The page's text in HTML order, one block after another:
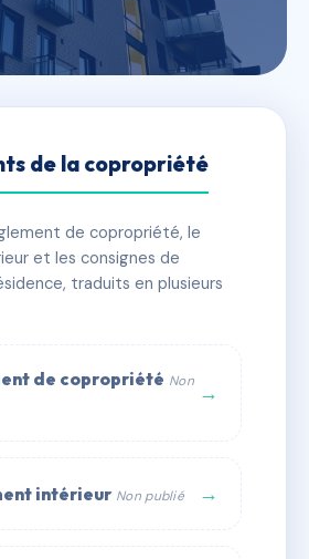
DU STADE
🏠 111 lots 🏗 3 bâtiment(s)
de la copropriété
de copropriété, le
et les consignes de
traduits en plusieurs
de copropriété Non →
intérieur Non publié →